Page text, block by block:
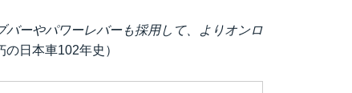
ーやパワーレバーも採用して、よりオンロ
日本車102年史）